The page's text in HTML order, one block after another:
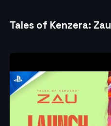
Tales of Kenzera: Zau